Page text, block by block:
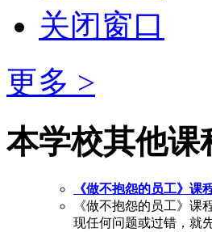
关闭窗口
更多 >
本学校其他课
《做不抱怨的员工》课
《做不抱怨的员工》
现任何问题或过错，就